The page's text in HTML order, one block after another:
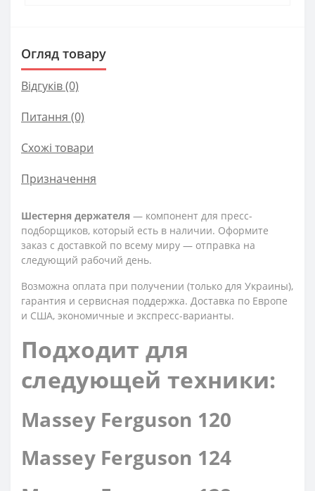
Огляд товару
Відгуків (0)
Питання (0)
Схожі товари
Призначення
Шестерня держателя — компонент для пресс-
подборщиков, который есть в наличии. Оформите
заказ с доставкой по всему миру — отправка на
следующий рабочий день.
Возможна оплата при получении (только для Украины),
гарантия и сервисная поддержка. Доставка по Европе
и США, экономичные и экспресс-варианты.
Подходит для
следующей техники:
Massey Ferguson 120
Massey Ferguson 124